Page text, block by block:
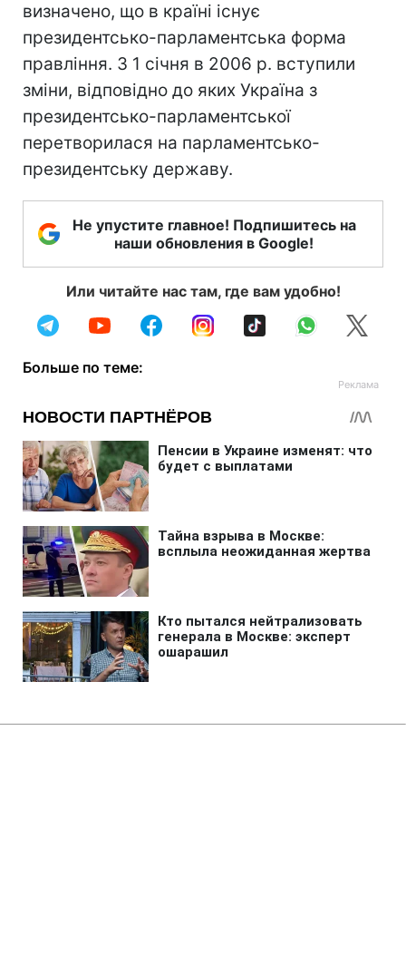
визначено, що в країні існує
президентсько-парламентська форма
правління. З 1 січня в 2006 р. вступили
зміни, відповідно до яких Україна з
президентсько-парламентської
перетворилася на парламентсько-
президентську державу.
Не упустите главное! Подпишитесь на
наши обновления в Google!
Или читайте нас там, где вам удобно!
Больше по теме: